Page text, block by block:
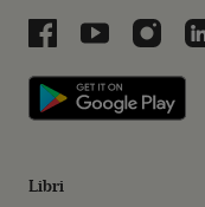
Libri aLibri aLibri
Libri